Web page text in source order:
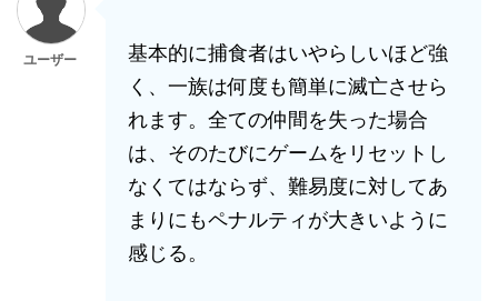
ユーザー
基本的に捕食者はいやらしいほど強
く、一族は何度も簡単に滅亡させら
れます。全ての仲間を失った場合
は、そのたびにゲームをリセットし
なくてはならず、難易度に対してあ
まりにもペナルティが大きいように
感じる。